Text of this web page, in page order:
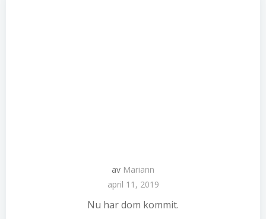
av Mariann
april 11, 2019
Nu har dom kommit.